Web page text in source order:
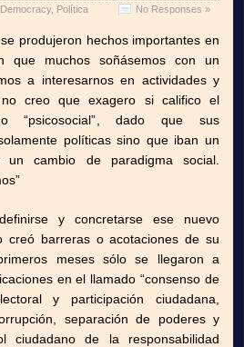
, Política No Responses »
produjeron hechos importantes en
que muchos soñásemos con un
a interesarnos en actividades y
creo que exagero si califico el
“psicosocial”, dado que sus
políticas sino que iban un
cambio de paradigma social.
y concretarse ese nuevo
creó barreras o acotaciones de su
meses sólo se llegaron a
en el llamado “consenso de
y participación ciudadana,
separación de poderes y
ciudadano de la responsabilidad